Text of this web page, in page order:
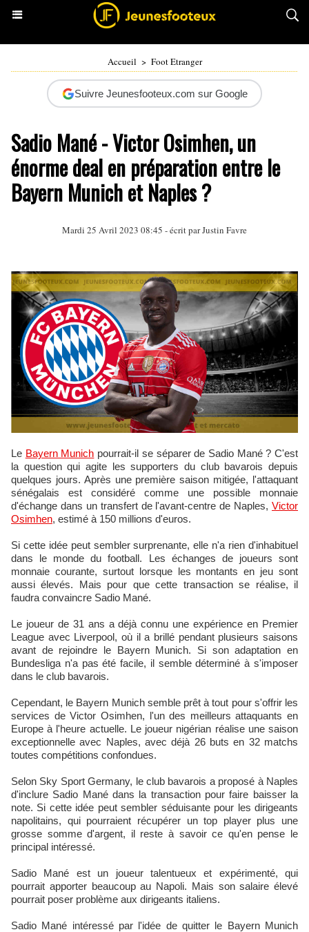
Accueil > Foot Etranger
Suivre Jeunesfooteux.com sur Google
Sadio Mané - Victor Osimhen, un
énorme deal en préparation entre le
Bayern Munich et Naples ?
Mardi 25 Avril 2023 08:45 - écrit parJustin Favre
Le Bayern Munich pourrait-il se séparer de Sadio Mané ? C'est
la question qui agite les supporters du club bavarois depuis
quelques jours. Après une première saison mitigée, l'attaquant
sénégalais est considéré comme une possible monnaie
d'échange dans un transfert de l'avant-centre de Naples, Victor
Osimhen, estimé à 150 millions d'euros.
Si cette idée peut sembler surprenante, elle n'a rien d'inhabituel
dans le monde du football. Les échanges de joueurs sont
monnaie courante, surtout lorsque les montants en jeu sont
aussi élevés. Mais pour que cette transaction se réalise, il
faudra convaincre Sadio Mané.
Le joueur de 31 ans a déjà connu une expérience en Premier
League avec Liverpool, où il a brillé pendant plusieurs saisons
avant de rejoindre le Bayern Munich. Si son adaptation en
Bundesliga n'a pas été facile, il semble déterminé à s'imposer
dans le club bavarois.
Cependant, le Bayern Munich semble prêt à tout pour s'offrir les
services de Victor Osimhen, l'un des meilleurs attaquants en
Europe à l'heure actuelle. Le joueur nigérian réalise une saison
exceptionnelle avec Naples, avec déjà 26 buts en 32 matchs
toutes compétitions confondues.
Selon Sky Sport Germany, le club bavarois a proposé à Naples
d'inclure Sadio Mané dans la transaction pour faire baisser la
note. Si cette idée peut sembler séduisante pour les dirigeants
napolitains, qui pourraient récupérer un top player plus une
grosse somme d'argent, il reste à savoir ce qu'en pense le
principal intéressé.
Sadio Mané est un joueur talentueux et expérimenté, qui
pourrait apporter beaucoup au Napoli. Mais son salaire élevé
pourrait poser problème aux dirigeants italiens.
Sadio Mané intéressé par l'idée de quitter le Bayern Munich